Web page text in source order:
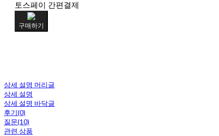
토스페이 간편결제
구매하기
상세 설명 머리글
상세 설명
상세 설명 바닥글
후기(0)
질문(10)
관련 상품